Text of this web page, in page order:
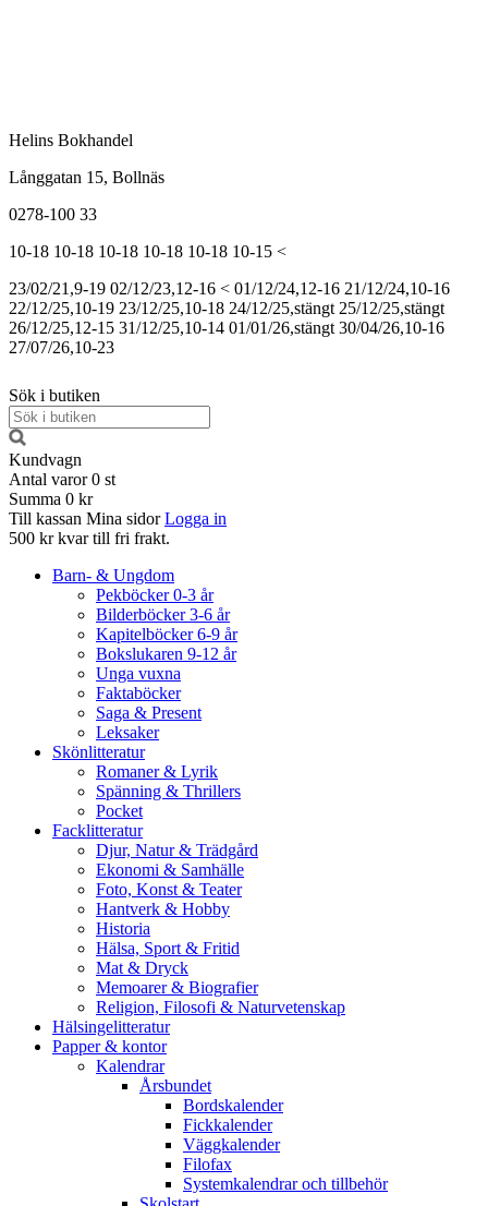
Helins Bokhandel
Långgatan 15, Bollnäs
0278-100 33
10-18 10-18 10-18 10-18 10-18 10-15 <
23/02/21,9-19 02/12/23,12-16 < 01/12/24,12-16 21/12/24,10-16
22/12/25,10-19 23/12/25,10-18 24/12/25,stängt 25/12/25,stängt
26/12/25,12-15 31/12/25,10-14 01/01/26,stängt 30/04/26,10-16
27/07/26,10-23
Sök i butiken
Kundvagn
Antal varor 0 st
Summa 0 kr
Till kassan Mina sidor Logga in
500 kr kvar till fri frakt.
Barn- & Ungdom
Pekböcker 0-3 år
Bilderböcker 3-6 år
Kapitelböcker 6-9 år
Bokslukaren 9-12 år
Unga vuxna
Faktaböcker
Saga & Present
Leksaker
Skönlitteratur
Romaner & Lyrik
Spänning & Thrillers
Pocket
Facklitteratur
Djur, Natur & Trädgård
Ekonomi & Samhälle
Foto, Konst & Teater
Hantverk & Hobby
Historia
Hälsa, Sport & Fritid
Mat & Dryck
Memoarer & Biografier
Religion, Filosofi & Naturvetenskap
Hälsingelitteratur
Papper & kontor
Kalendrar
Årsbundet
Bordskalender
Fickkalender
Väggkalender
Filofax
Systemkalendrar och tillbehör